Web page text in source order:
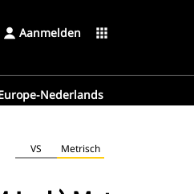
Aanmelden apps
Nederlands
VS Metrisch